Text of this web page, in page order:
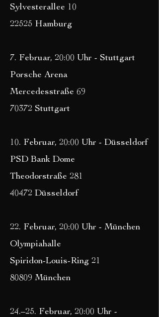
Sylvesterallee 10
22525 Hamburg
7. Februar, 20:00 Uhr - Stuttgart
Porsche Arena
Mercedesstraße 69
70372 Stuttgart
10. Februar, 20:00 Uhr - Düsseldorf
PSD Bank Dome
Theodorstraße 281
40472 Düsseldorf
22. Februar, 20:00 Uhr - München
Olympiahalle
Spiridon-Louis-Ring 21
80809 München
24.–25. Februar, 20:00 Uhr -